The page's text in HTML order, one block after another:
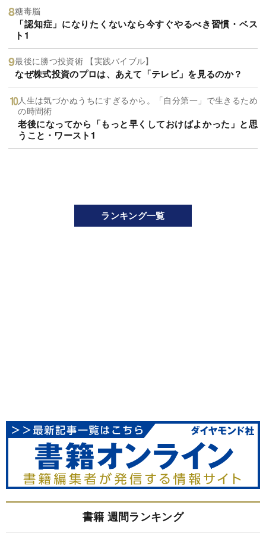
糖毒脳
「認知症」になりたくないなら今すぐやるべき習慣・ベス
ト1
最後に勝つ投資術 【実践バイブル】
なぜ株式投資のプロは、あえて「テレビ」を見るのか？
人生は気づかぬうちにすぎるから。「自分第一」で生きるため
の時間術
老後になってから「もっと早くしておけばよかった」と思
うこと・ワースト1
ランキング一覧
書籍 週間ランキング